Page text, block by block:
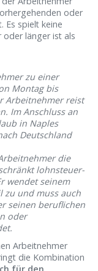
oder
Es spielt keine
oder länger ist als
zu einer
Montag bis
Arbeitnehmer reist
Im Anschluss an
in Naples
Deutschland
die
lohnsteuer-
wendet seinem
zu und muss auch
seinen beruflichen
oder
Arbeitnehmer
die Kombination